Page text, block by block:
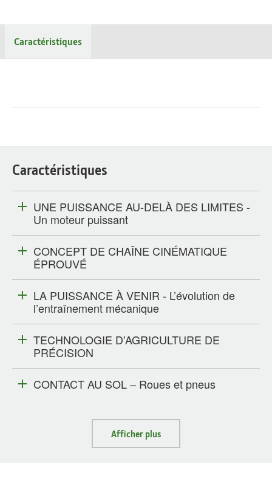
Caractéristiques
Caractéristiques
UNE PUISSANCE AU-DELÀ DES LIMITES -
Un moteur puissant
CONCEPT DE CHAÎNE CINÉMATIQUE
ÉPROUVÉ
LA PUISSANCE À VENIR - L’évolution de
l’entraînement mécanique
TECHNOLOGIE D'AGRICULTURE DE
PRÉCISION
CONTACT AU SOL – Roues et pneus
Afficher plus